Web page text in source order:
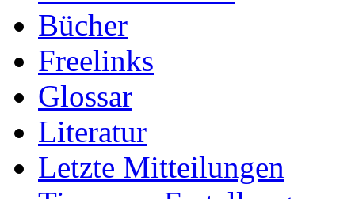
Bücher
Freelinks
Glossar
Literatur
Letzte Mitteilungen